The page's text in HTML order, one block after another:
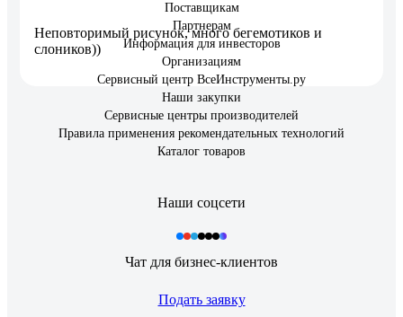
Неповторимый рисунок, много бегемотиков и
слоников))
Поставщикам
Партнерам
Информация для инвесторов
Организациям
Сервисный центр ВсеИнструменты.ру
Наши закупки
Сервисные центры производителей
Правила применения рекомендательных технологий
Каталог товаров
Наши соцсети
Чат для бизнес-клиентов
Подать заявку